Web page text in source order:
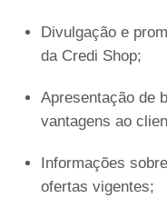
Divulgação e
da Credi Shop;
Apresentação de
vantagens ao
Informações
ofertas vigentes;